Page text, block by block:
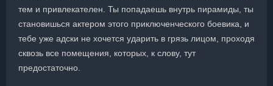
тем и привлекателен. Ты попадаешь внутрь пирамиды, ты
становишься актером этого приключенческого боевика, и
тебе уже адски не хочется ударить в грязь лицом, проходя
сквозь все помещения, которых, к слову, тут
предостаточно.